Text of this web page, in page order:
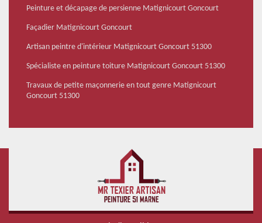
Peinture et décapage de persienne Matignicourt Goncourt
Façadier Matignicourt Goncourt
Artisan peintre d'intérieur Matignicourt Goncourt 51300
Spécialiste en peinture toiture Matignicourt Goncourt 51300
Travaux de petite maçonnerie en tout genre Matignicourt
Goncourt 51300